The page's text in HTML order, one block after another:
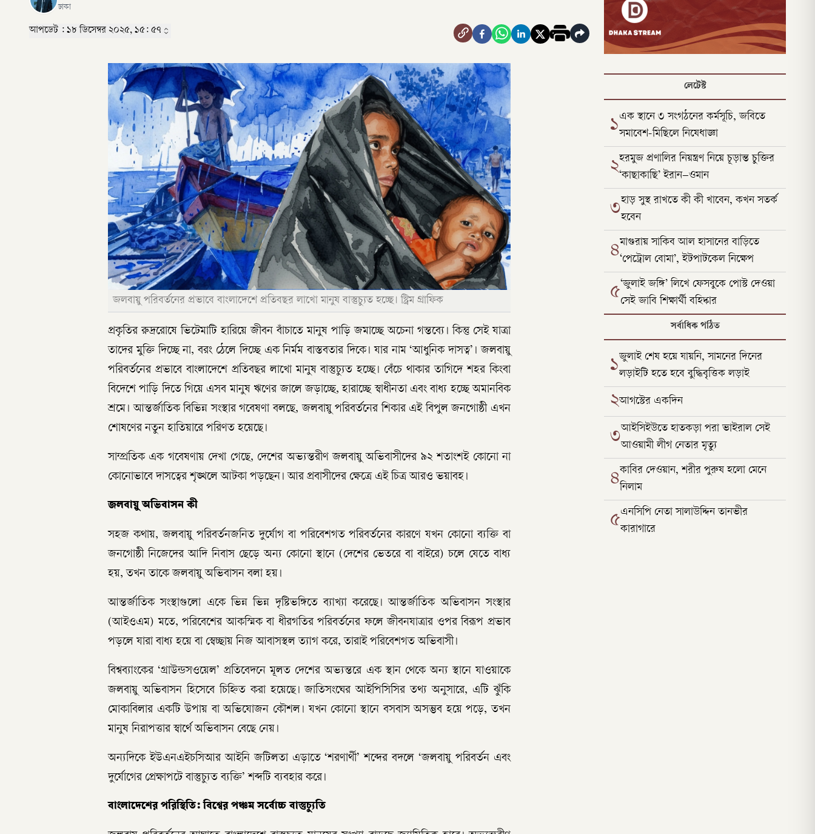
ঢাকা
আপডেট : ১৮ ডিসেম্বর ২০২৫, ১৫: ৫৭
জলবায়ু পরিবর্তনের প্রভাবে বাংলাদেশে প্রতিবছর লাখো মানুষ বাস্তুচ্যুত হচ্ছে। স্ট্রিম গ্রাফিক
প্রকৃতির রুদ্ররোষে ভিটেমাটি হারিয়ে জীবন বাঁচাতে মানুষ পাড়ি জমাচ্ছে অচেনা গন্তব্যে। কিন্তু সেই যাত্রা
তাদের মুক্তি দিচ্ছে না, বরং ঠেলে দিচ্ছে এক নির্মম বাস্তবতার দিকে। যার নাম ‘আধুনিক দাসত্ব’। জলবায়ু
পরিবর্তনের প্রভাবে বাংলাদেশে প্রতিবছর লাখো মানুষ বাস্তুচ্যুত হচ্ছে। বেঁচে থাকার তাগিদে শহর কিংবা
বিদেশে পাড়ি দিতে গিয়ে এসব মানুষ ঋণের জালে জড়াচ্ছে, হারাচ্ছে স্বাধীনতা এবং বাধ্য হচ্ছে অমানবিক
শ্রমে। আন্তর্জাতিক বিভিন্ন সংস্থার গবেষণা বলছে, জলবায়ু পরিবর্তনের শিকার এই বিপুল জনগোষ্ঠী এখন
শোষণের নতুন হাতিয়ারে পরিণত হয়েছে।
সাম্প্রতিক এক গবেষণায় দেখা গেছে, দেশের অভ্যন্তরীণ জলবায়ু অভিবাসীদের ৯২ শতাংশই কোনো না
কোনোভাবে দাসত্বের শৃঙ্খলে আটকা পড়ছেন। আর প্রবাসীদের ক্ষেত্রে এই চিত্র আরও ভয়াবহ।
জলবায়ু অভিবাসন কী
সহজ কথায়, জলবায়ু পরিবর্তনজনিত দুর্যোগ বা পরিবেশগত পরিবর্তনের কারণে যখন কোনো ব্যক্তি বা
জনগোষ্ঠী নিজেদের আদি নিবাস ছেড়ে অন্য কোনো স্থানে (দেশের ভেতরে বা বাইরে) চলে যেতে বাধ্য
হয়, তখন তাকে জলবায়ু অভিবাসন বলা হয়।
আন্তর্জাতিক সংস্থাগুলো একে ভিন্ন ভিন্ন দৃষ্টিভঙ্গিতে ব্যাখ্যা করেছে। আন্তর্জাতিক অভিবাসন সংস্থার
(আইওএম) মতে, পরিবেশের আকস্মিক বা ধীরগতির পরিবর্তনের ফলে জীবনযাত্রার ওপর বিরূপ প্রভাব
পড়লে যারা বাধ্য হয়ে বা স্বেচ্ছায় নিজ আবাসস্থল ত্যাগ করে, তারাই পরিবেশগত অভিবাসী।
বিশ্বব্যাংকের ‘গ্রাউন্ডসওয়েল’ প্রতিবেদনে মূলত দেশের অভ্যন্তরে এক স্থান থেকে অন্য স্থানে যাওয়াকে
জলবায়ু অভিবাসন হিসেবে চিহ্নিত করা হয়েছে। জাতিসংঘের আইপিসিসির তথ্য অনুসারে, এটি ঝুঁকি
মোকাবিলার একটি উপায় বা অভিযোজন কৌশল। যখন কোনো স্থানে বসবাস অসম্ভব হয়ে পড়ে, তখন
মানুষ নিরাপত্তার স্বার্থে অভিবাসন বেছে নেয়।
অন্যদিকে ইউএনএইচসিআর আইনি জটিলতা এড়াতে ‘শরণার্থী’ শব্দের বদলে ‘জলবায়ু পরিবর্তন এবং
দুর্যোগের প্রেক্ষাপটে বাস্তুচ্যুত ব্যক্তি’ শব্দটি ব্যবহার করে।
বাংলাদেশের পরিস্থিতি: বিশ্বের পঞ্চম সর্বোচ্চ বাস্তুচ্যুতি
লেটেস্ট
১এক স্থানে ৩ সংগঠনের কর্মসূচি, জবিতে
সমাবেশ-মিছিলে নিষেধাজ্ঞা
২হরমুজ প্রণালির নিয়ন্ত্রণ নিয়ে চূড়ান্ত চুক্তির
‘কাছাকাছি’ ইরান–ওমান
৩হাড় সুস্থ রাখতে কী কী খাবেন, কখন সতর্ক
হবেন
৪মাগুরায় সাকিব আল হাসানের বাড়িতে
‘পেট্রোল বোমা’, ইটপাটকেল নিক্ষেপ
৫‘জুলাই জঙ্গি’ লিখে ফেসবুকে পোস্ট দেওয়া
সেই জাবি শিক্ষার্থী বহিষ্কার
সর্বাধিক পঠিত
১জুলাই শেষ হয়ে যায়নি, সামনের দিনের
লড়াইটি হতে হবে বুদ্ধিবৃত্তিক লড়াই
২আগস্টের একদিন
৩আইসিইউতে হাতকড়া পরা ভাইরাল সেই
আওয়ামী লীগ নেতার মৃত্যু
৪কাবির দেওয়ান, শরীর পুরুষ হলো মেনে
নিলাম
৫এনসিপি নেতা সালাউদ্দিন তানভীর
কারাগারে